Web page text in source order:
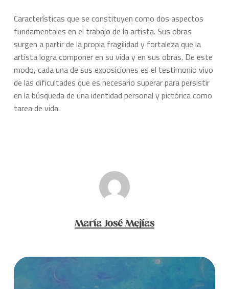
Características que se constituyen como dos aspectos
fundamentales en el trabajo de la artista. Sus obras
surgen a partir de la propia fragilidad y fortaleza que la
artista logra componer en su vida y en sus obras. De este
modo, cada una de sus exposiciones es el testimonio vivo
de las dificultades que es necesario superar para persistir
en la búsqueda de una identidad personal y pictórica como
tarea de vida.
María José Mejías